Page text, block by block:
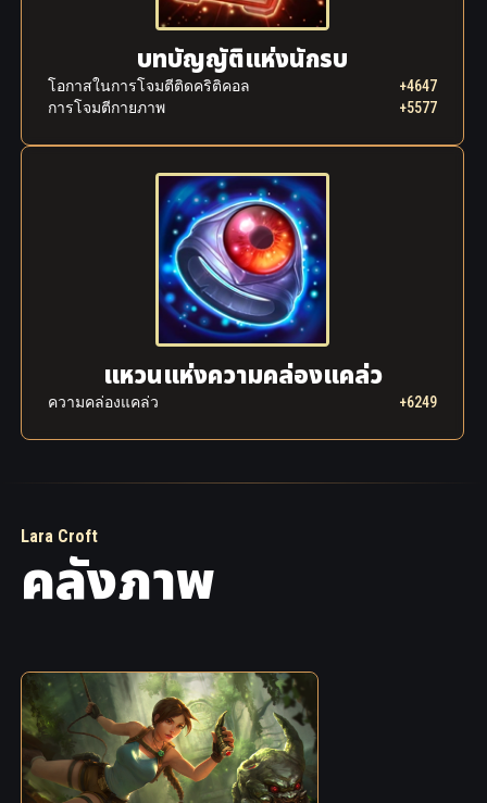
บทบัญญัติ​แห่ง​นักรบ
โอกาสในการโจมตีติดคริติคอล
+4647
การโจมตีกายภาพ
+5577
แหวน​แห่ง​ความ​คล่องแคล่ว
ความ​คล่องแคล่ว +6249
Lara Croft
คลังภาพ